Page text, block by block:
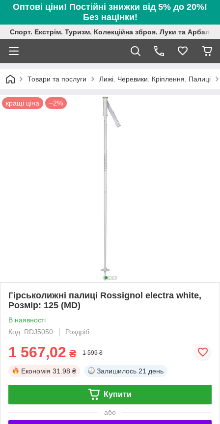
Оптові ціни! Постійні знижки від 5% до 20%!
Без націнки!
Спорт. Екстрім. Туризм. Колекційна зброя. Луки та
Товари та послуги Лижі. Черевики. Кріплення. Палиці
кращі ціна –2%
Гірськолижні палиці Rossignol electra white,
Розмір: 125 (MD)
В наявності
Код: RDJ5050
Роздріб
1 567,02 ₴ 1 599 ₴
Економія 31.98 ₴ Залишилось 21 день
Купити
або